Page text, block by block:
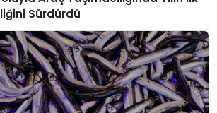
Sürdürdü